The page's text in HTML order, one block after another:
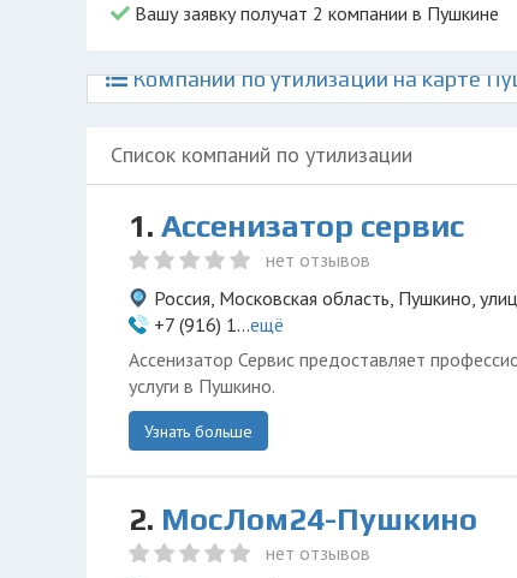
Вашу заявку получат 2 компании в Пушкине
Компании по утилизации на карте
Список компаний по утилизации
1. Ассенизатор сервис
нет отзывов
Россия, Московская область, Пушкино,
+7 (916) 1...ещё
Ассенизатор Сервис предоставляет
услуги в Пушкино.
Узнать больше
2. МосЛом24-Пушкино
нет отзывов